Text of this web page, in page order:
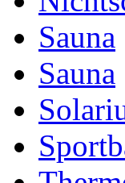
Sauna
Sauna